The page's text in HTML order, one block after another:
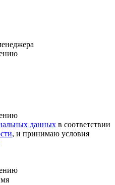
данных в соответствии
, и принимаю условия